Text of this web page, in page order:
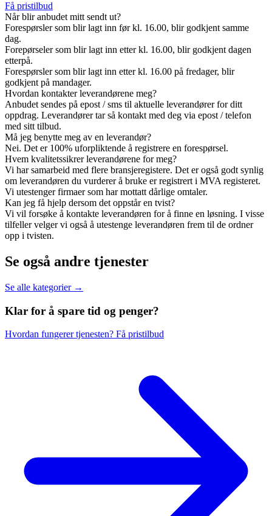
Få pristilbud
Når blir anbudet mitt sendt ut?
Forespørsler som blir lagt inn før kl. 16.00, blir godkjent samme
dag.
Forepørseler som blir lagt inn etter kl. 16.00, blir godkjent dagen
etterpå.
Forespørsler som blir lagt inn etter kl. 16.00 på fredager, blir
godkjent på mandager.
Hvordan kontakter leverandørene meg?
Anbudet sendes på epost / sms til aktuelle leverandører for ditt
oppdrag. Leverandører tar så kontakt med deg via epost / telefon
med sitt tilbud.
Må jeg benytte meg av en leverandør?
Nei. Det er 100% uforpliktende å registrere en forespørsel.
Hvem kvalitetssikrer leverandørene for meg?
Vi har samarbeid med flere bransjeregistere. Det er også godt synlig
om leverandøren du vurderer å bruke er registrert i MVA registeret.
Vi utestenger firmaer som har mottatt dårlige omtaler.
Kan jeg få hjelp dersom det oppstår en tvist?
Vi vil forsøke å kontakte leverandøren for å finne en løsning. I visse
tilfeller velger vi også å utestenge leverandøren frem til de ordner
opp i tvisten.
Se også andre tjenester
Se alle kategorier →
Klar for å spare tid og penger?
Hvordan fungerer tjenesten? Få pristilbud